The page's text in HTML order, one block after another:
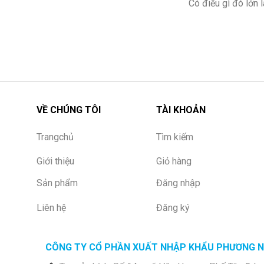
Có điều gì đó lớn
VỀ CHÚNG TÔI
Trangchủ
Giới thiệu
Sản phẩm
Liên hệ
TÀI KHOẢN
Tìm kiếm
Giỏ hàng
Đăng nhập
Đăng ký
CÔNG TY CỔ PHẦN XUẤT NHẬP KHẨU PHƯƠNG